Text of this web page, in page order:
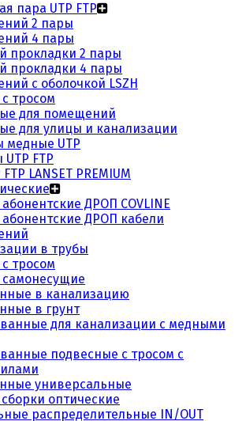
пара UTP FTP
2 пары
4 пары
прокладки 2 пары
прокладки 4 пары
с оболочкой LSZH
тросом
для помещений
для улицы и канализации
медные UTP
FTP
LANSET PREMIUM
ДРОП COVLINE
ДРОП кабели
в трубы
тросом
в канализацию
в грунт
для канализации с медными
подвесные с тросом с
универсальные
оптические
распределительные IN/OUT